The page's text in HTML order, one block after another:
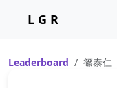
L G R
Leaderboard 篠泰仁